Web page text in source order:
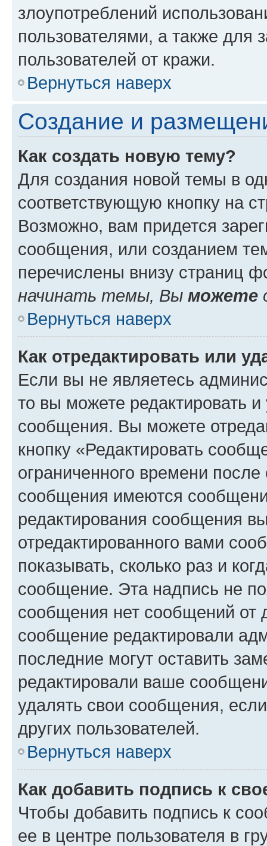
злоупотреблений
пользователями, а также для
пользователей от кражи.
Вернуться наверх
Создание и
Как создать новую тему?
Для создания новой темы в
соответствующую кнопку на
Возможно, вам придется
сообщения, или созданием
перечислены внизу страниц
начинать темы, Вы можете
Вернуться наверх
Как отредактировать или
Если вы не являетесь
то вы можете редактировать
сообщения. Вы можете
кнопку «Редактировать
ограниченного времени
сообщения имеются
редактирования сообщения
отредактированного вами
показывать, сколько раз и
сообщение. Эта надпись не
сообщения нет сообщений от
сообщение редактировали
последние могут оставить
редактировали ваше
удалять свои сообщения,
других пользователей.
Вернуться наверх
Как добавить подпись к
Чтобы добавить подпись к
ее в центре пользователя в